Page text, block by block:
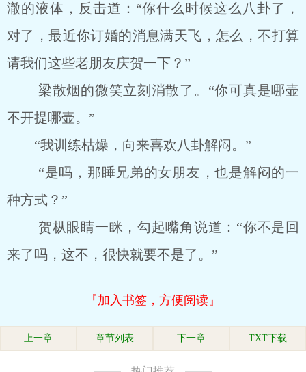
澈的液体，反击道：“你什么时候这么八卦了，
对了，最近你订婚的消息满天飞，怎么，不打算
请我们这些老朋友庆贺一下？”
梁散烟的微笑立刻消散了。“你可真是哪壶
不开提哪壶。”
“我训练枯燥，向来喜欢八卦解闷。”
“是吗，那睡兄弟的女朋友，也是解闷的一
种方式？”
贺枞眼睛一眯，勾起嘴角说道：“你不是回
来了吗，这不，很快就要不是了。”
『加入书签，方便阅读』
上一章 章节列表 下一章 TXT下载